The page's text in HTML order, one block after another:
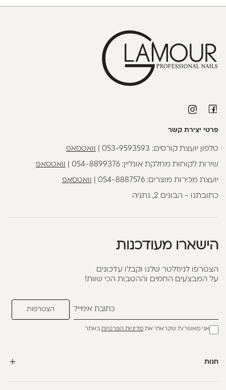
פרטי יצירת קשר
טלפון יועצת קורסים: 053-9593593 וואטסאפ
שירות לקוחות מחלקת אונליין:054-8899376 וואטסאפ
יועצת מכירות מוצרים:054-8887576 וואטסאפ
כתובתנו - הבונים 2, נתניה
הישארו מעודכנות
הצטרפו לניוזלטר שלנו וקבלו עדכונים
על המבצעים החמים וההטבות הכי שוות!
אני מאשר/ת שקראתי את מדיניות הפרטיותבאתר
חנות